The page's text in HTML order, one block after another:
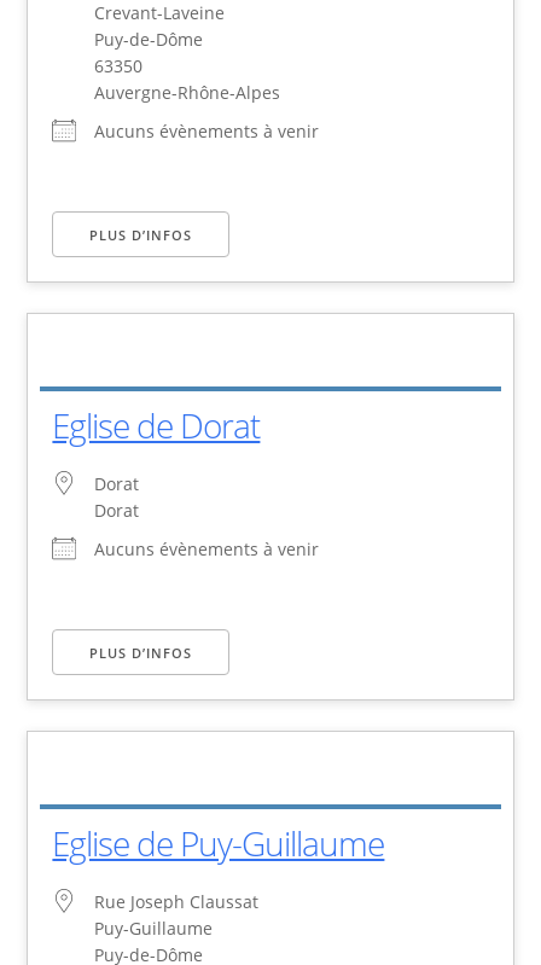
Crevant-Laveine
Puy-de-Dôme
63350
Auvergne-Rhône-Alpes
Aucuns évènements à venir
PLUS D’INFOS
Eglise de Dorat
Dorat
Dorat
Aucuns évènements à venir
PLUS D’INFOS
Eglise de Puy-Guillaume
Rue Joseph Claussat
Puy-Guillaume
Puy-de-Dôme